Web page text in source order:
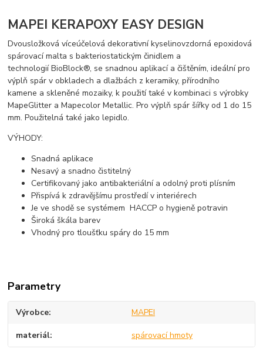
MAPEI KERAPOXY EASY DESIGN
Dvousložková víceúčelová dekorativní kyselinovzdorná epoxidová
spárovací malta s bakteriostatickým činidlem a
technologií BioBlock®, se snadnou aplikací a čištěním, ideální pro
výplň spár v obkladech a dlažbách z keramiky, přírodního
kamene a skleněné mozaiky, k použití také v kombinaci s výrobky
MapeGlitter a Mapecolor Metallic. Pro výplň spár šířky od 1 do 15
mm. Použitelná také jako lepidlo.
VÝHODY:
Snadná aplikace
Nesavý a snadno čistitelný
Certifikovaný jako antibakteriální a odolný proti plísním
Přispívá k zdravějšímu prostředí v interiérech
Je ve shodě se systémem HACCP o hygieně potravin
Široká škála barev
Vhodný pro tloušťku spáry do 15 mm
Parametry
Výrobce MAPEI
materiál spárovací hmoty